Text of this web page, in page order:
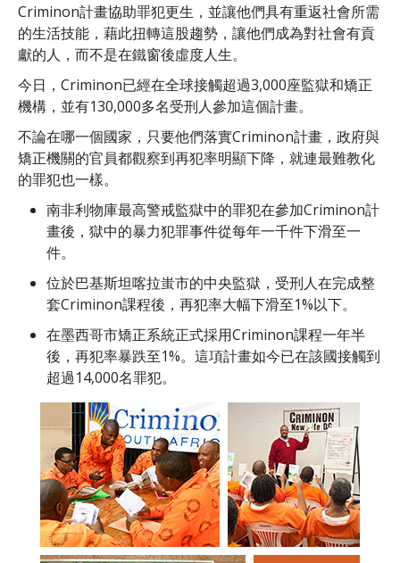
Criminon計畫協助罪犯更生，並讓他們具有重返社會所需
的生活技能，藉此扭轉這股趨勢，讓他們成為對社會有貢
獻的人，而不是在鐵窗後虛度人生。
今日，Criminon已經在全球接觸超過3,000座監獄和矯正
機構，並有130,000多名受刑人參加這個計畫。
不論在哪一個國家，只要他們落實Criminon計畫，政府與
矯正機關的官員都觀察到再犯率明顯下降，就連最難教化
的罪犯也一樣。
南非利物庫最高警戒監獄中的罪犯在參加Criminon計
畫後，獄中的暴力犯罪事件從每年一千件下滑至一
件。
位於巴基斯坦喀拉蚩市的中央監獄，受刑人在完成整
套Criminon課程後，再犯率大幅下滑至1%以下。
在墨西哥市矯正系統正式採用Criminon課程一年半
後，再犯率暴跌至1%。這項計畫如今已在該國接觸到
超過14,000名罪犯。